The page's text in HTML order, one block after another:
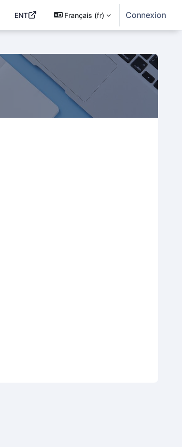
ENT Français ‎(fr)‎ Connexion